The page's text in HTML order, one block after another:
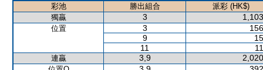
彩池 勝出組合
派彩 (HK$)
獨贏
3
位置 3
9
11
連贏 3,9